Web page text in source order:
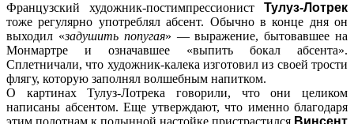
Французский художник-постимпрессионист Тулуз-Лотрек
тоже регулярно употреблял абсент. Обычно в конце дня он
выходил «задушить попугая» — выражение, бытовавшее на
Монмартре и означавшее «выпить бокал абсента».
Сплетничали, что художник-калека изготовил из своей трости
флягу, которую заполнял волшебным напитком.
О картинах Тулуз-Лотрека говорили, что они целиком
написаны абсентом. Еще утверждают, что именно благодаря